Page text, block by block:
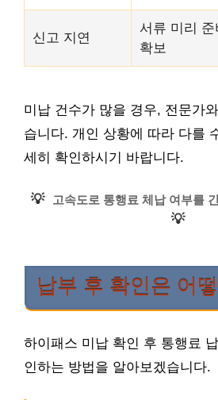
신고 지연
서류 미리
확보
미납 건수가 많을 경우, 전문가
습니다. 개인 상황에 따라 다를
세히 확인하시기 바랍니다.
💡 고속도로 통행료 체납 여부를
💡
납부 후 확인은 어
하이패스 미납 확인 후 통행료
인하는 방법을 알아보겠습니다.